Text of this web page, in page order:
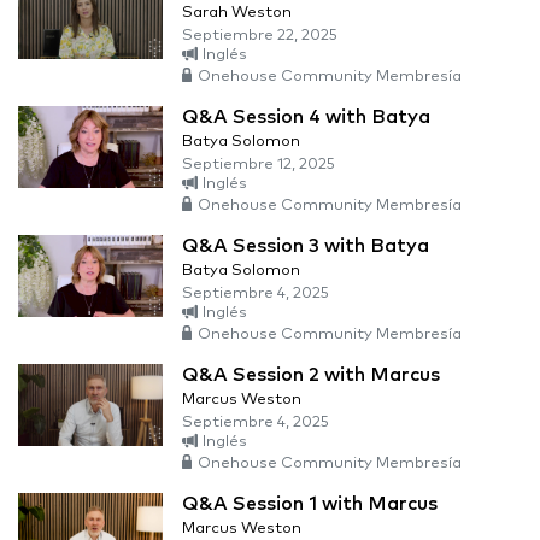
Sarah Weston
Septiembre 22, 2025
Inglés
Onehouse Community Membresía
Q&A Session 4 with Batya
Batya Solomon
Septiembre 12, 2025
Inglés
Onehouse Community Membresía
Q&A Session 3 with Batya
Batya Solomon
Septiembre 4, 2025
Inglés
Onehouse Community Membresía
Q&A Session 2 with Marcus
Marcus Weston
Septiembre 4, 2025
Inglés
Onehouse Community Membresía
Q&A Session 1 with Marcus
Marcus Weston